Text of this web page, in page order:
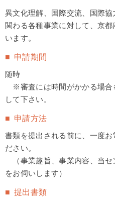
異文化理解、国際交流、国際
関わる各種事業に対して、京
います。
申請期間
随時
※審査には時間がかかる場合
して下さい。
申請方法
書類を提出される前に、一度お
ださい。
（事業趣旨、事業内容、当セ
をお伺いします）
提出書類